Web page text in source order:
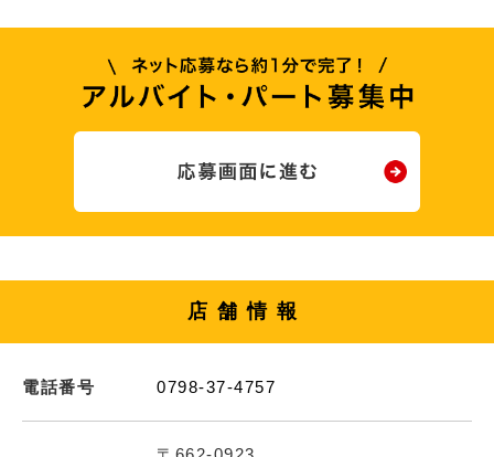
店舗情報
電話番号 0798-37-4757